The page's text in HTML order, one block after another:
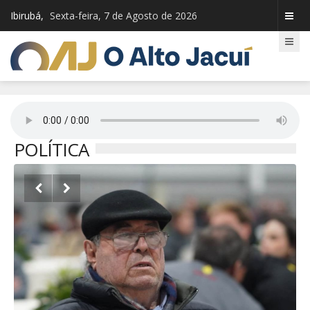
Ibirubá, Sexta-feira, 7 de Agosto de 2026
POLÍTICA
 